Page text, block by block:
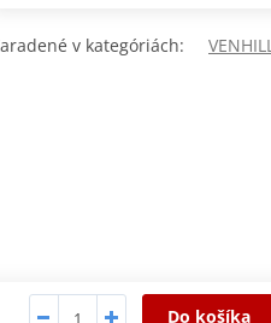
v kategóriách:
Do košíka